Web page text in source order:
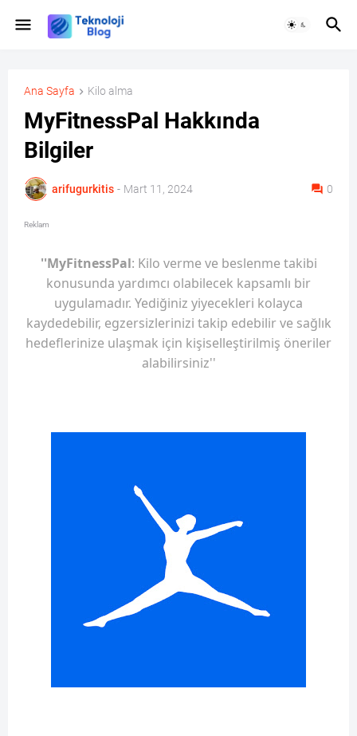
Ana Sayfa Kilo alma
MyFitnessPal Hakkında
Bilgiler
arifugurkitis - Mart 11, 2024 0
Reklam
''MyFitnessPal: Kilo verme ve beslenme takibi
konusunda yardımcı olabilecek kapsamlı bir
uygulamadır. Yediğiniz yiyecekleri kolayca
kaydedebilir, egzersizlerinizi takip edebilir ve sağlık
hedeflerinize ulaşmak için kişiselleştirilmiş öneriler
alabilirsiniz''